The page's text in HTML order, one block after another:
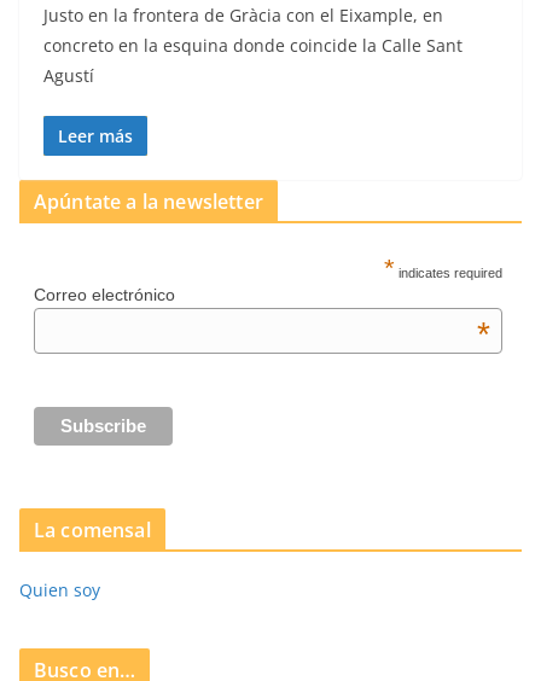
Justo en la frontera de Gràcia con el Eixample, en
concreto en la esquina donde coincide la Calle Sant
Agustí
Leer más
Apúntate a la newsletter
* indicates required
Correo electrónico
*
La comensal
Quien soy
Busco en…